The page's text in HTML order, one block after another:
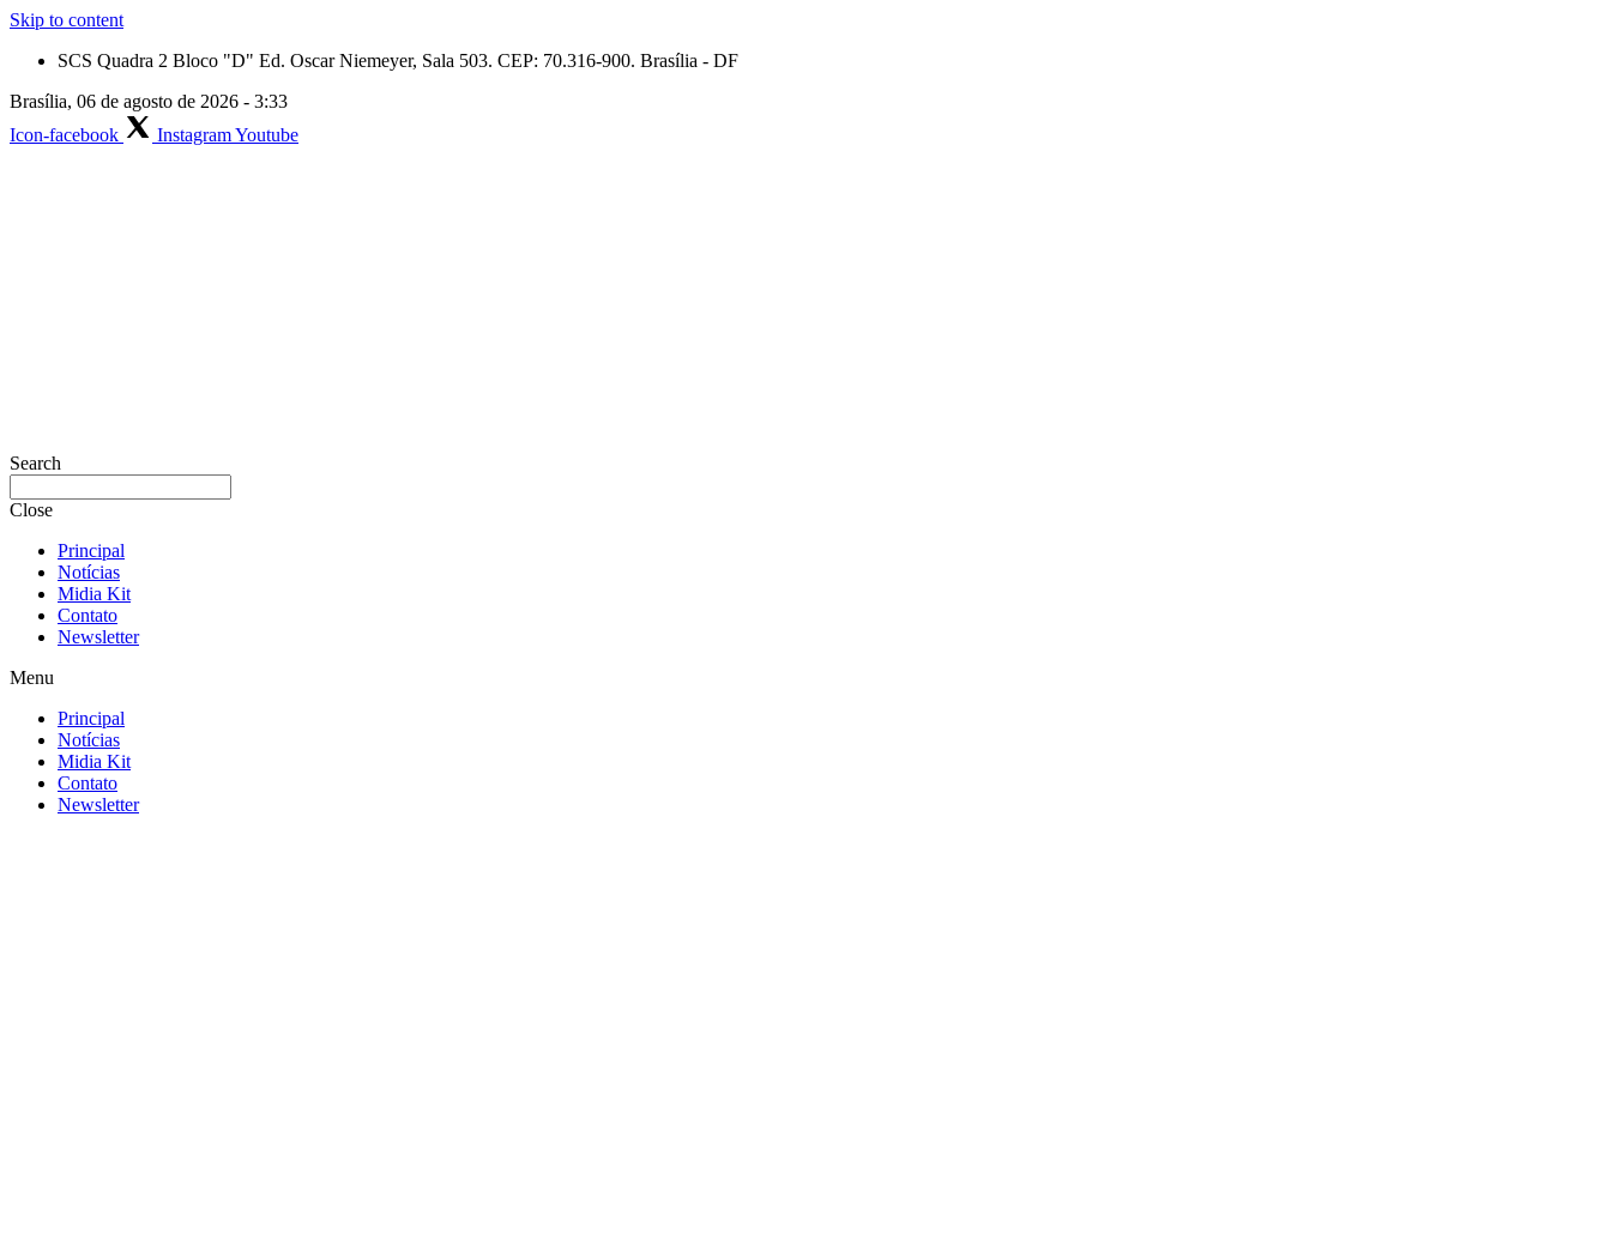
Skip to content
SCS Quadra 2 Bloco "D" Ed. Oscar Niemeyer, Sala 503. CEP: 70.316-900. Brasília - DF
Brasília, 06 de agosto de 2026 - 3:33
Icon-facebook
InstagramYoutube
Search
Close
Principal
Notícias
Midia Kit
Contato
Newsletter
Menu
Principal
Notícias
Midia Kit
Contato
Newsletter